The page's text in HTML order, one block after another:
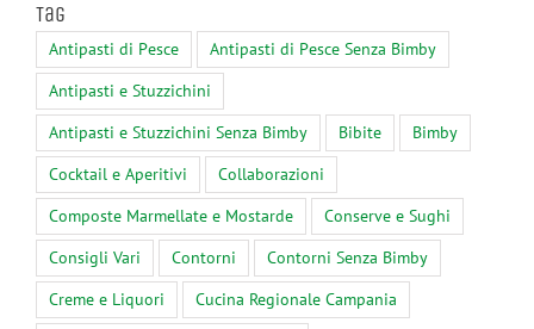
Tag
Antipasti di Pesce
Antipasti di Pesce Senza Bimby
Antipasti e Stuzzichini
Antipasti e Stuzzichini Senza Bimby
Bibite
Bimby
Cocktail e Aperitivi
Collaborazioni
Composte Marmellate e Mostarde
Conserve e Sughi
Consigli Vari
Contorni
Contorni Senza Bimby
Creme e Liquori
Cucina Regionale Campania